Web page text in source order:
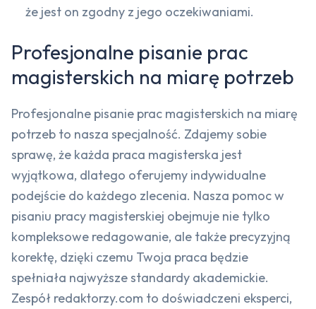
że jest on zgodny z jego oczekiwaniami.
Profesjonalne pisanie prac
magisterskich na miarę potrzeb
Profesjonalne pisanie prac magisterskich na miarę
potrzeb to nasza specjalność. Zdajemy sobie
sprawę, że każda praca magisterska jest
wyjątkowa, dlatego oferujemy indywidualne
podejście do każdego zlecenia. Nasza pomoc w
pisaniu pracy magisterskiej obejmuje nie tylko
kompleksowe redagowanie, ale także precyzyjną
korektę, dzięki czemu Twoja praca będzie
spełniała najwyższe standardy akademickie.
Zespół redaktorzy.com to doświadczeni eksperci,